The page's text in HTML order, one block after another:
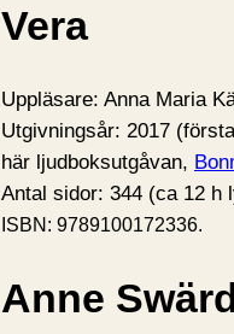
Vera
Uppläsare: Anna Maria
Utgivningsår: 2017
här ljudboksutgåvan,
Antal sidor: 344 (ca 12 h
ISBN: 9789100172336.
Anne Swärd